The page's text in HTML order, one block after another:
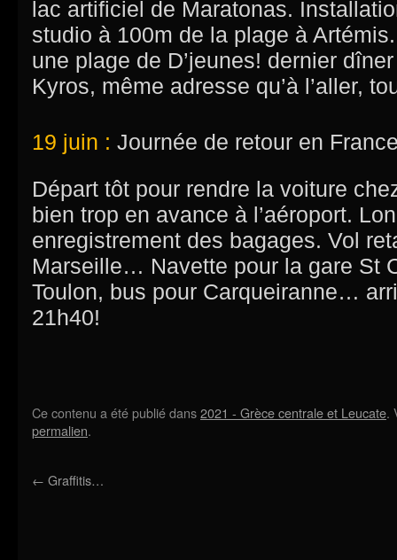
lac artificiel de Maratonas.
studio à 100m de la plage à
une plage de D’jeunes! dernier
Kyros, même adresse qu’à l’aller,
19 juin : Journée de retour en
Départ tôt pour rendre la voiture
bien trop en avance à l’aéroport.
enregistrement des bagages. Vol
Marseille… Navette pour la gare St
Toulon, bus pour Carqueiranne…
21h40!
Ce contenu a été publié dans2021 - Grèce centrale et Leucate.
permalien.
← Graffitis…